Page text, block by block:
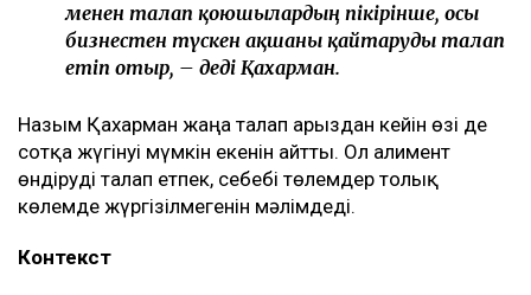
менен талап қоюшылардың пікірінше, осы
бизнестен түскен ақшаны қайтаруды талап
етіп отыр, – деді Қахарман.
Назым Қахарман жаңа талап арыздан кейін өзі де
сотқа жүгінуі мүмкін екенін айтты. Ол алимент
өндіруді талап етпек, себебі төлемдер толық
көлемде жүргізілмегенін мәлімдеді.
Контекст